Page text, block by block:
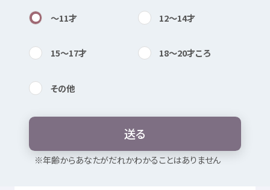
内検索
お気に入り
〜11才 12〜14才
15〜17才 18〜20才ころ
その他
送る
※年齢からあなたがだれかわかることはありません
青森県立精神保健福祉センター こ
ころの電話
心身の不調